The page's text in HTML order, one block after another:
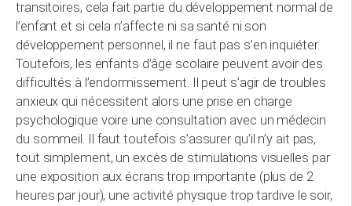
transitoires, cela fait partie du développement normal de
l’enfant et si cela n’affecte ni sa santé ni son
développement personnel, il ne faut pas s’en inquiéter.
Toutefois, les enfants d’âge scolaire peuvent avoir des
difficultés à l’endormissement. Il peut s’agir de troubles
anxieux qui nécessitent alors une prise en charge
psychologique voire une consultation avec un médecin
du sommeil. Il faut toutefois s’assurer qu’il n’y ait pas,
tout simplement, un excès de stimulations visuelles par
une exposition aux écrans trop importante (plus de 2
heures par jour), une activité physique trop tardive le soir,